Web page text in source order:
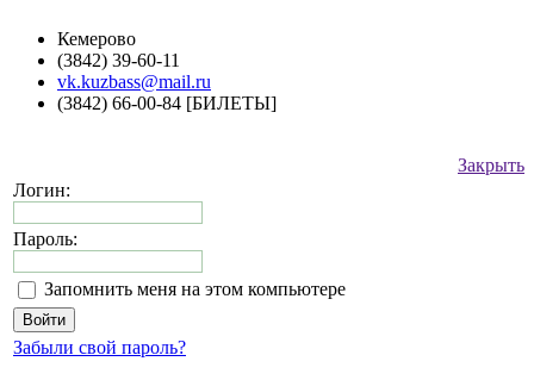
Кемерово
(3842) 39-60-11
vk.kuzbass@mail.ru
(3842) 66-00-84 [БИЛЕТЫ]
Закрыть
Логин:
Пароль:
Запомнить меня на этом компьютере
Забыли свой пароль?